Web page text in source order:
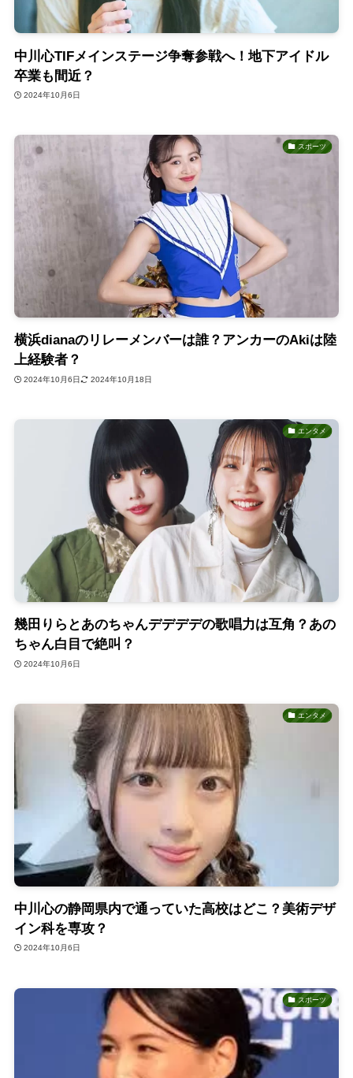
中川心TIFメインステージ争奪参戦へ！地下アイドル
卒業も間近？
2024年10月6日
スポーツ
横浜dianaのリレーメンバーは誰？アンカーのAkiは陸
上経験者？
2024年10月6日 2024年10月18日
エンタメ
幾田りらとあのちゃんデデデデの歌唱力は互角？あの
ちゃん白目で絶叫？
2024年10月6日
エンタメ
中川心の静岡県内で通っていた高校はどこ？美術デザ
イン科を専攻？
2024年10月6日
スポーツ